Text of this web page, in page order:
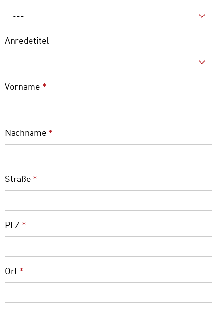
---
Anredetitel
---
Vorname *
Nachname *
Straße *
PLZ *
Ort *